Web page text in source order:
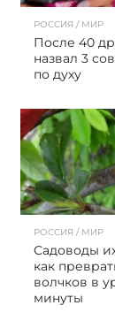
РОССИЯ / МИР
После 40
назвал 3
по духу
РОССИЯ / МИР
Садоводы
как
волчков в
минуты